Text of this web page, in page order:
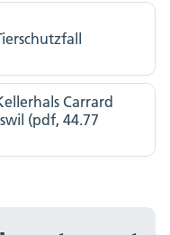
Carrard
(pdf, 44.77